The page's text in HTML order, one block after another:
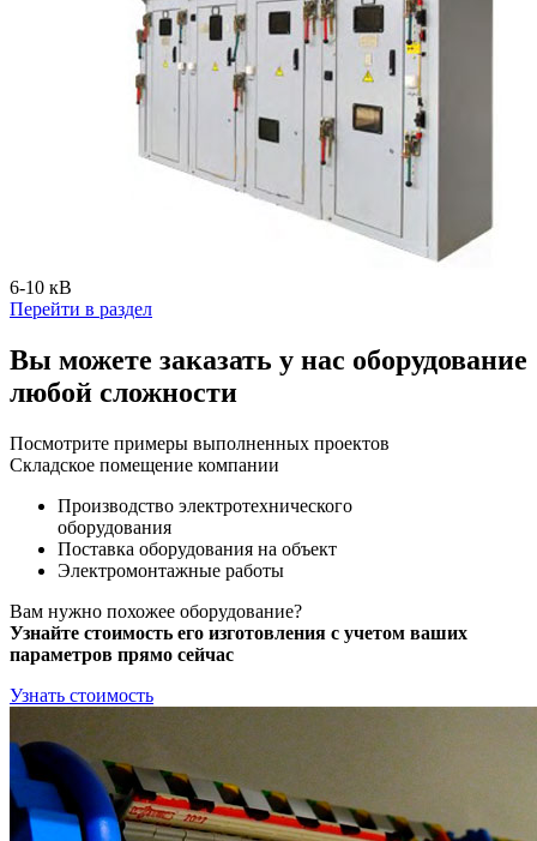
6-10 кВ
Перейти в раздел
Вы можете заказать у нас оборудование
любой сложности
Посмотрите примеры выполненных проектов
Складское помещение компании
Производство электротехнического
оборудования
Поставка оборудования на объект
Электромонтажные работы
Вам нужно похожее оборудование?
Узнайте стоимость его изготовления с учетом ваших
параметров прямо сейчас
Узнать стоимость